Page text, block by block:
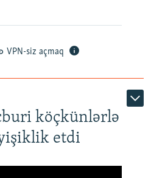
VPN-siz açmaq
köçkünlərlə
etdi